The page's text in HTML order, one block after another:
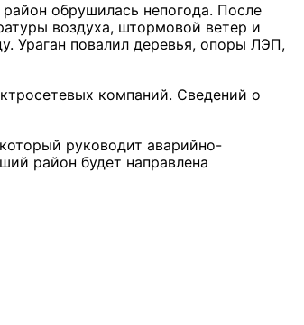
обрушилась непогода. После
воздуха, штормовой ветер и
Ураган повалил деревья, опоры ЛЭП,
компаний. Сведений о
руководит аварийно-
район будет направлена